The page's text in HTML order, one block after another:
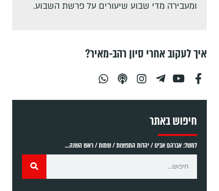
ומעבירה מדי שבוע שיעורים על פרשת השבוע.
איך לעקוב אחרי סיון רהב-מאיר?
חיפוש באתר
למשל: אברהם אבינו / יהדות התפוצות / שמות / ראש השנה...